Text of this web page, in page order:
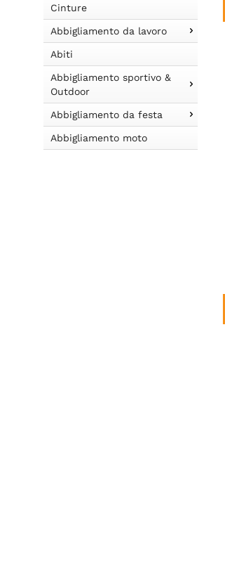
Cinture
Abbigliamento da lavoro
Abiti
Abbigliamento sportivo &
Outdoor
Abbigliamento da festa
Abbigliamento moto